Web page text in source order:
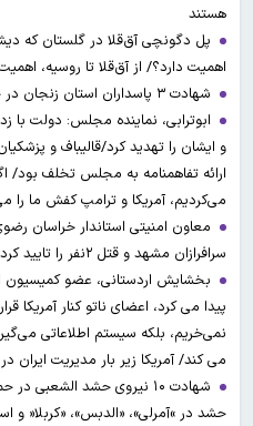
هستند
پل دگونچی آق‌قلا در گلستان که
اهمیت دارد؟/ از آق‌قلا تا روسیه،
شهادت ۳ ‌پاسداران استان زنجان در حمله موشکی آمریکا
و ایشان را تهدید کرد/قالیباف و
ارائه تفاهمنامه به مجلس تخلف بود/
می‌کردیم، آمریکا و ترامپ کفش ما را
معاون امنیتی استاندار خراسان
سرافرازان مشهد و قتل ۲نفر را تایید کرد
بخشایش اردستانی، عضو
پیدا می کرد، اعضای ناتو کنار آمریکا
نمی‌خریم، بلکه سیستم اطلاعاتی
می کند/ آمریکا زیر بار مدیریت ایران
شهادت ۱۰ نیروی حشد
حشد در »آمرلی»، «الدبس»، «کربلا« و